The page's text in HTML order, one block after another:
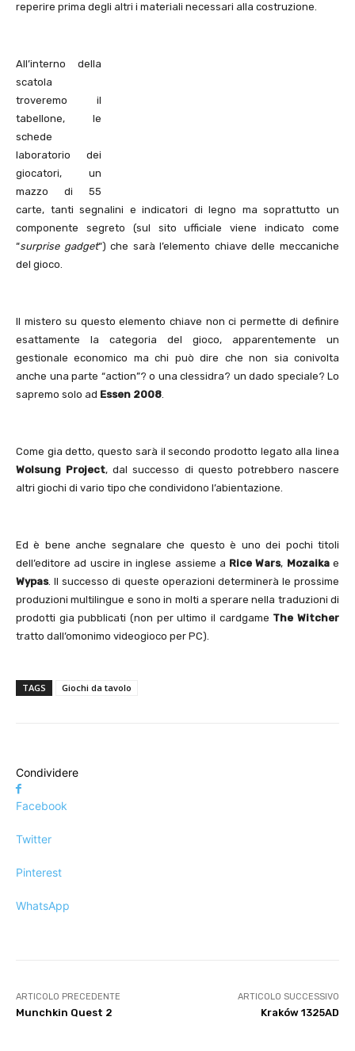
reperire prima degli altri i materiali necessari alla costruzione.
All’interno della
scatola
troveremo il
tabellone, le
schede
laboratorio dei
giocatori, un
mazzo di 55
carte, tanti segnalini e indicatori di legno ma soprattutto un
componente segreto (sul sito ufficiale viene indicato come
“surprise gadget“) che sarà l’elemento chiave delle meccaniche
del gioco.
Il mistero su questo elemento chiave non ci permette di definire
esattamente la categoria del gioco, apparentemente un
gestionale economico ma chi può dire che non sia conivolta
anche una parte “action”? o una clessidra? un dado speciale? Lo
sapremo solo ad Essen 2008.
Come gia detto, questo sarà il secondo prodotto legato alla linea
Wolsung Project, dal successo di questo potrebbero nascere
altri giochi di vario tipo che condividono l’abientazione.
Ed è bene anche segnalare che questo è uno dei pochi titoli
dell’editore ad uscire in inglese assieme a Rice Wars, Mozaikae
Wypas. Il successo di queste operazioni determinerà le prossime
produzioni multilingue e sono in molti a sperare nella traduzioni di
prodotti gia pubblicati (non per ultimo il cardgame The Witcher
tratto dall’omonimo videogioco per PC).
TAGS Giochi da tavolo
Condividere
Facebook
Twitter
Pinterest
WhatsApp
ARTICOLO PRECEDENTE
Munchkin Quest 2
ARTICOLO SUCCESSIVO
Kraków 1325AD